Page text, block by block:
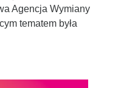
Agencja Wymiany
tematem była